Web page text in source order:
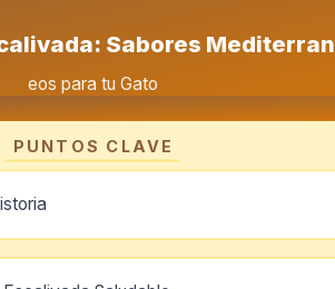
Sabores Mediterran
eos para tu Gato
PUNTOS CLAVE